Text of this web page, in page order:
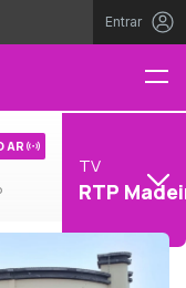
Entrar
AR
TV
RTP